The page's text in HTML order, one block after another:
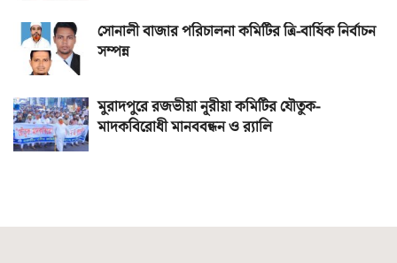
সোনালী বাজার পরিচালনা কমিটির ত্রি-বার্ষিক নির্বাচন
সম্পন্ন
মুরাদপুরে রজভীয়া নূরীয়া কমিটির যৌতুক-
মাদকবিরোধী মানববন্ধন ও র‌্যালি